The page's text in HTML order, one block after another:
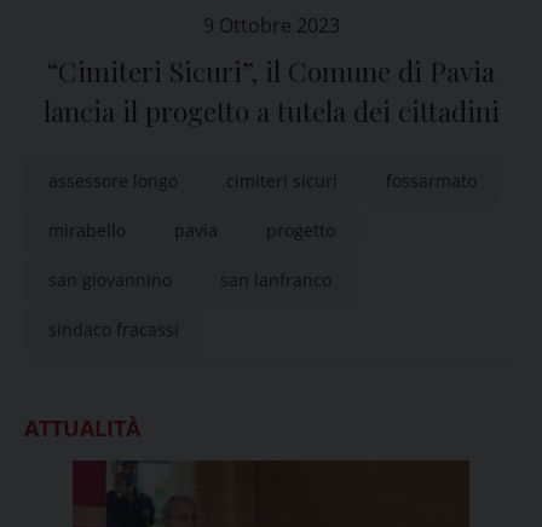
9 Ottobre 2023
“Cimiteri Sicuri”, il Comune di Pavia
lancia il progetto a tutela dei cittadini
assessore longo cimiteri sicuri fossarmato
mirabello pavia progetto
san giovannino san lanfranco
sindaco fracassi
ATTUALITÀ